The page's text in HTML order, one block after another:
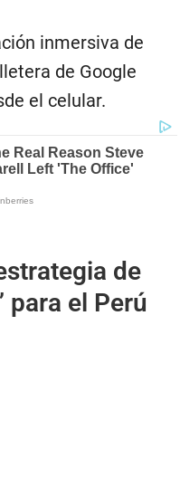
inmersiva de
de Google
el celular.
de
el Perú